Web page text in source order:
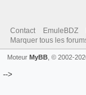
Contact EmuleBDZ
Marquer tous les
Moteur MyBB, © 2002-
-->